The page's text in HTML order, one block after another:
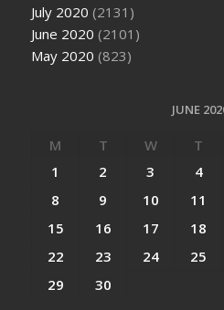
July 2020 (2131)
June 2020 (2101)
May 2020 (823)
JUNE
M T W T
1
2 3 4
8
9 10 11
15
16 17 18
22
23 24 25
29
30